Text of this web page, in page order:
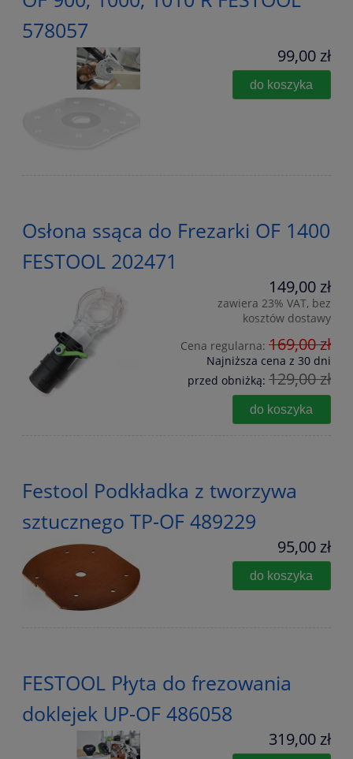
578057
99,00 zł
do koszyka
Osłona ssąca do Frezarki OF 1400
FESTOOL 202471
149,00 zł
zawiera 23% VAT, bez
kosztów dostawy
Cena regularna: 169,00 zł
Najniższa cena z 30 dni
przed obniżką: 129,00 zł
do koszyka
Festool Podkładka z tworzywa
sztucznego TP-OF 489229
95,00 zł
do koszyka
FESTOOL Płyta do frezowania
doklejek UP-OF 486058
319,00 zł